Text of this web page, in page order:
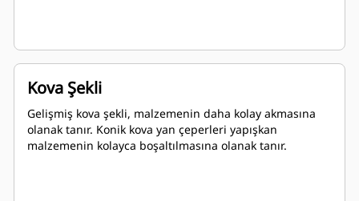
Kova Şekli
Gelişmiş kova şekli, malzemenin daha kolay akmasına
olanak tanır. Konik kova yan çeperleri yapışkan
malzemenin kolayca boşaltılmasına olanak tanır.